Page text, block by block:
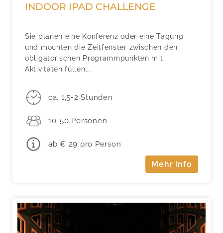
INDOOR IPAD CHALLENGE
Sie planen eine Konferenz oder eine Tagung
und möchten die Zeitfenster zwischen den
obligatorischen Programmpunkten mit
Aktivitäten füllen....
ca. 1,5-2 Stunden
10-50 Personen
ab € 29 pro Person
Mehr Info